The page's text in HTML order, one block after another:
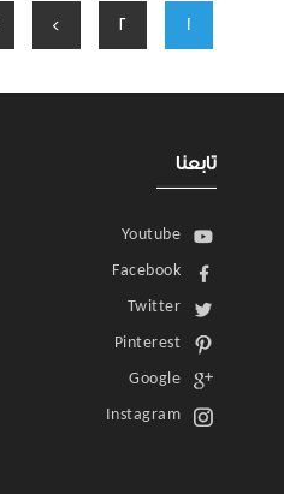
1
2
>
تابعنا
Youtube
Facebook
Twitter
Pinterest
Google
Instagram